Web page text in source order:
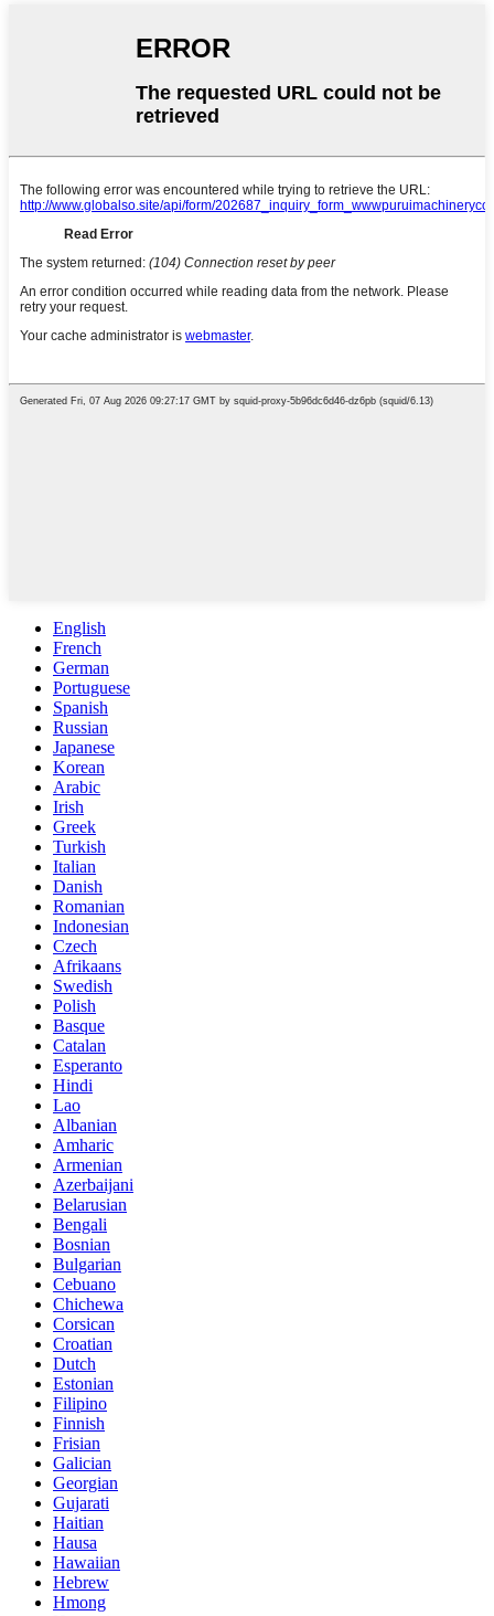
English
French
German
Portuguese
Spanish
Russian
Japanese
Korean
Arabic
Irish
Greek
Turkish
Italian
Danish
Romanian
Indonesian
Czech
Afrikaans
Swedish
Polish
Basque
Catalan
Esperanto
Hindi
Lao
Albanian
Amharic
Armenian
Azerbaijani
Belarusian
Bengali
Bosnian
Bulgarian
Cebuano
Chichewa
Corsican
Croatian
Dutch
Estonian
Filipino
Finnish
Frisian
Galician
Georgian
Gujarati
Haitian
Hausa
Hawaiian
Hebrew
Hmong